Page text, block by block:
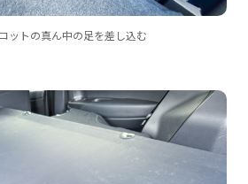
ットの真ん中の足を差し込む